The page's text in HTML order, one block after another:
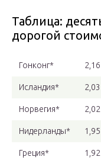
Таблица:
дорогой
Гонконг* 2,16
Исландия* 2,03
Норвегия* 2,02
Нидерланды* 1,95
Греция* 1,92